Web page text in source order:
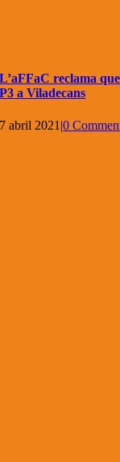
L’aFFaC reclama
P3 a Viladecans
7 abril 2021 |0